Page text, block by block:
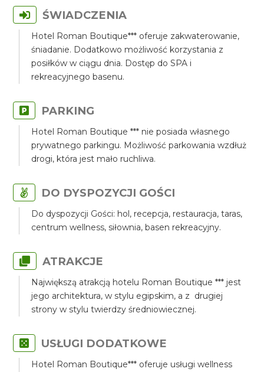
ŚWIADCZENIA
Hotel Roman Boutique*** oferuje zakwaterowanie,
śniadanie. Dodatkowo możliwość korzystania z
posiłków w ciągu dnia. Dostęp do SPA i
rekreacyjnego basenu.
PARKING
Hotel Roman Boutique *** nie posiada własnego
prywatnego parkingu. Możliwość parkowania wzdłuż
drogi, która jest mało ruchliwa.
DO DYSPOZYCJI GOŚCI
Do dyspozycji Gości: hol, recepcja, restauracja, taras,
centrum wellness, siłownia, basen rekreacyjny.
ATRAKCJE
Największą atrakcją hotelu Roman Boutique *** jest
jego architektura, w stylu egipskim, a z drugiej
strony w stylu twierdzy średniowiecznej.
USŁUGI DODATKOWE
Hotel Roman Boutique*** oferuje usługi wellness